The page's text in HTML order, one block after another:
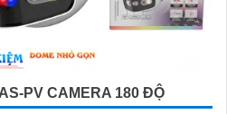
PV CAMERA 180 ĐỘ